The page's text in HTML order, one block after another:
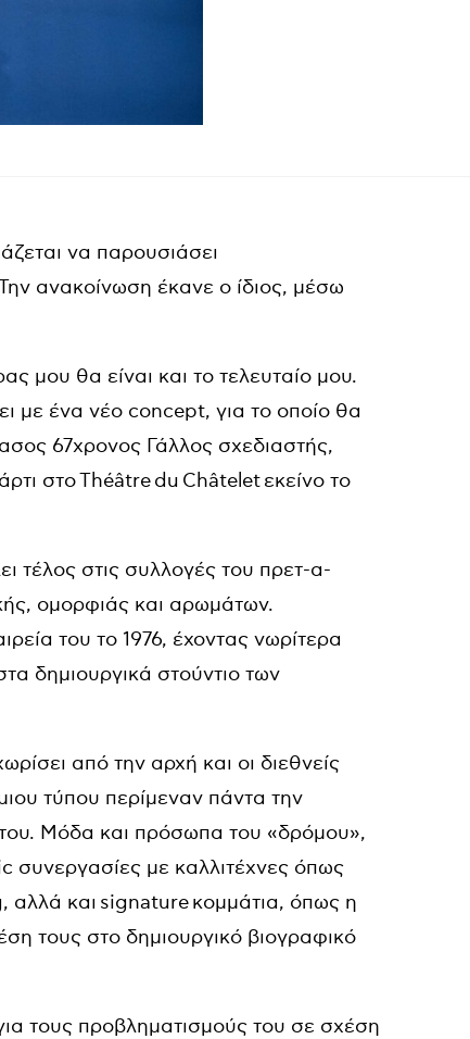
να παρουσιάσει
ανακοίνωση έκανε ο ίδιος, μέσω
μου θα είναι και το τελευταίο μου.
με ένα νέο concept, για το οποίο θα
67χρονος Γάλλος σχεδιαστής,
στοThéâtredu Châteletεκείνο το
τέλος στις συλλογές του πρετ-α-
ομορφιάς και αρωμάτων.
του το 1976, έχοντας νωρίτερα
δημιουργικά στούντιο των
από την αρχή και οι διεθνείς
τύπου περίμεναν πάντα την
του. Μόδα και πρόσωπα του «δρόμου»,
συνεργασίες με καλλιτέχνες όπως
αλλά και signatureκομμάτια, όπως η
τους στο δημιουργικό βιογραφικό
τους προβληματισμούς του σε σχέση